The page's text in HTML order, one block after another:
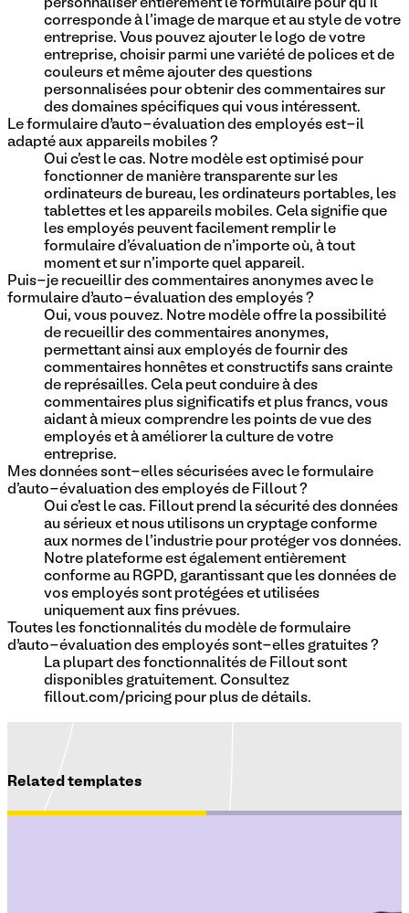
personnaliser entièrement le formulaire pour qu'il
corresponde à l'image de marque et au style de votre
entreprise. Vous pouvez ajouter le logo de votre
entreprise, choisir parmi une variété de polices et de
couleurs et même ajouter des questions
personnalisées pour obtenir des commentaires sur
des domaines spécifiques qui vous intéressent.
Le formulaire d’auto-évaluation des employés est-il
adapté aux appareils mobiles ?
Oui c'est le cas. Notre modèle est optimisé pour
fonctionner de manière transparente sur les
ordinateurs de bureau, les ordinateurs portables, les
tablettes et les appareils mobiles. Cela signifie que
les employés peuvent facilement remplir le
formulaire d'évaluation de n'importe où, à tout
moment et sur n'importe quel appareil.
Puis-je recueillir des commentaires anonymes avec le
formulaire d’auto-évaluation des employés ?
Oui, vous pouvez. Notre modèle offre la possibilité
de recueillir des commentaires anonymes,
permettant ainsi aux employés de fournir des
commentaires honnêtes et constructifs sans crainte
de représailles. Cela peut conduire à des
commentaires plus significatifs et plus francs, vous
aidant à mieux comprendre les points de vue des
employés et à améliorer la culture de votre
entreprise.
Mes données sont-elles sécurisées avec le formulaire
d'auto-évaluation des employés de Fillout ?
Oui c'est le cas. Fillout prend la sécurité des données
au sérieux et nous utilisons un cryptage conforme
aux normes de l'industrie pour protéger vos données.
Notre plateforme est également entièrement
conforme au RGPD, garantissant que les données de
vos employés sont protégées et utilisées
uniquement aux fins prévues.
Toutes les fonctionnalités du modèle de formulaire
d’auto-évaluation des employés sont-elles gratuites ?
La plupart des fonctionnalités de Fillout sont
disponibles gratuitement. Consultez
fillout.com/pricing pour plus de détails.
Related templates